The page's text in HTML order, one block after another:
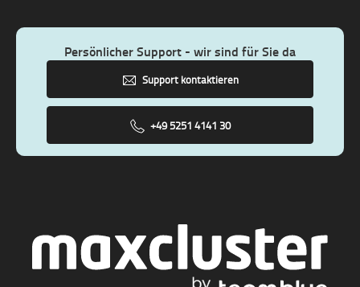
Persönlicher Support - wir sind für Sie da
Support kontaktieren
+49 5251 4141 30